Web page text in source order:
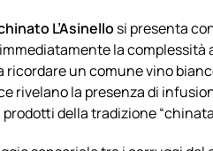
L’Asinello si presenta
la
ricordare un comune vino
rivelano la presenza di
della tradizione